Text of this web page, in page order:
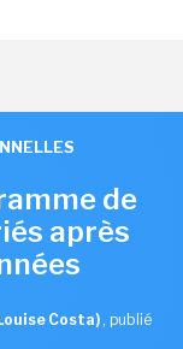
de
après
Costa) , publié